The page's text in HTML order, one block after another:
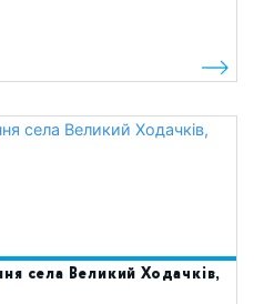
села Великий Ходачків,